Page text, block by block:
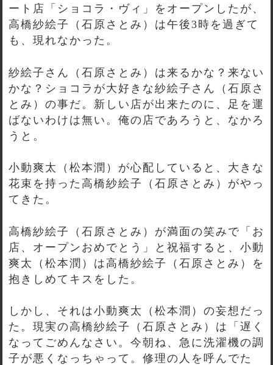
ート店「ショコラ・ヴィ」をオープンしたが、
高橋紗絵子（石原さとみ）は午後3時を過ぎて
も、現れなかった。
紗絵子さん（石原さとみ）は来るかな？来ない
かな？ショコラが大好きな紗絵子さん（石原さ
とみ）の事だ。新しい店が出来たのに、足を運
ばないわけは無い。俺の店であろうと、なかろ
うと。
小動爽太（松本潤）が心配していると、大きな
花束を持った高橋紗絵子（石原さとみ）がやっ
てきた。
高橋紗絵子（石原さとみ）が満面の笑みで「お
店、オープンおめでとう」と祝福すると、小動
爽太（松本潤）は高橋紗絵子（石原さとみ）を
抱きしめてキスをした。
しかし、それは小動爽太（松本潤）の妄想だっ
た。現実の高橋紗絵子（石原さとみ）は「遅く
なってごめんなさい。今朝ね、急に洗濯機の調
子が悪くなっちゃって。修理の人を呼んでた